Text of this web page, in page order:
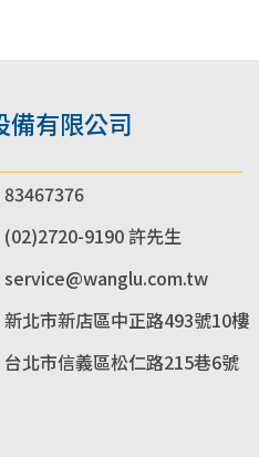
備有限公司
83467376
(02)2720-9190 許先生
service@wanglu.com.tw
新北市新店區中正路493號10樓
台北市信義區松仁路215巷6號